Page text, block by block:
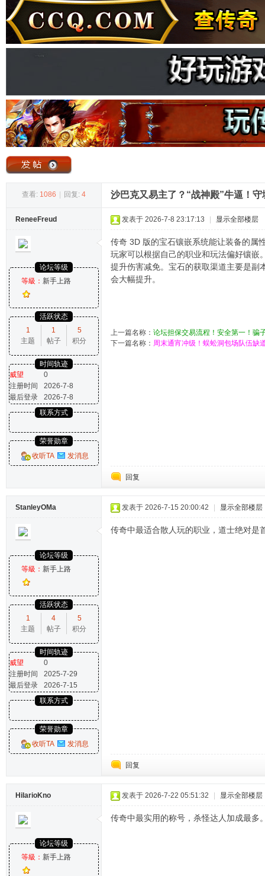
奇
坛
查看: 1086 回复: 4 沙巴克又易主了？“战神殿”牛逼！
ReneeFreud
论坛等级
等級： 新手上路
活跃状态
1
主题
1
帖子
5
积分
时间轨迹
威望
0
注册时间
2026-7-8
最后登录
2026-7-8
联系方式
荣誉勋章
收听TA
发消息
发表于 2026-7-8 23:17:13 显示全部楼层
传奇 3D 版的宝石镶嵌系统能让装备的属
玩家可以根据自己的职业和玩法偏好镶
提升伤害减免。宝石的获取渠道主要是副
会大幅提升。
上一篇名称： 论坛担保交易流程！安全第一！骗
下一篇名称： 周末通宵冲级！蜈蚣洞包场队伍缺
回复
StanleyOMa
论坛等级
等級： 新手上路
活跃状态
1
主题
4
帖子
5
积分
时间轨迹
威望
0
注册时间
2025-7-29
最后登录
2026-7-15
联系方式
荣誉勋章
收听TA
发消息
发表于 2026-7-15 20:00:42 显示全部楼层
传奇中最适合散人玩的职业，道士绝对是
回复
HilarioKno
论坛等级
等級： 新手上路
发表于 2026-7-22 05:51:32 显示全部楼层
传奇中最实用的称号，杀怪达人加成最多